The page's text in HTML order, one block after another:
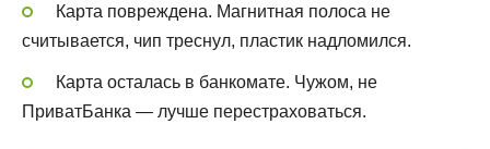
Карта повреждена. Магнитная полоса не
считывается, чип треснул, пластик надломился.
Карта осталась в банкомате. Чужом, не
ПриватБанка — лучше перестраховаться.